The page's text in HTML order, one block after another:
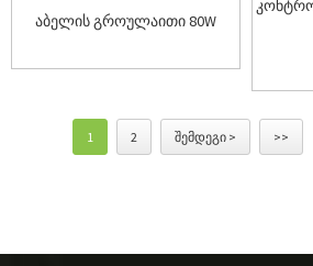
აბელის გროულაითი 80W
1 2 შემდეგი > >>